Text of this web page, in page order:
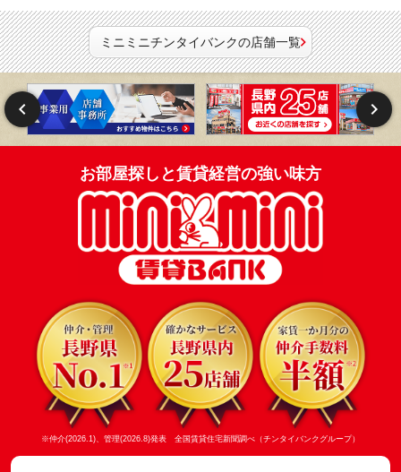
ミニミニチンタイバンクの店舗一覧
お部屋探しと賃貸経営の強い味方
※仲介(2026.1)、管理(2026.8)発表 全国賃貸住宅新聞調べ（チンタイバンクグループ）